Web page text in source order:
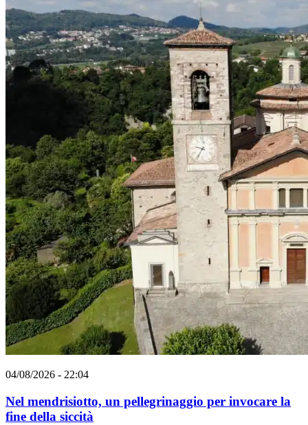
04/08/2026 - 22:04
Nel mendrisiotto, un pellegrinaggio per invocare la
fine della siccità